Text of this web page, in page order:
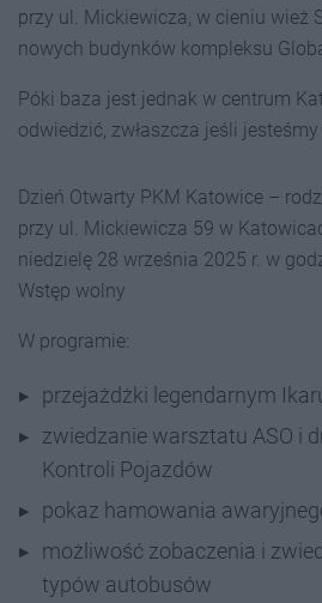
przy ul. Mickiewicza, w cieniu wież
nowych budynków kompleksu
Póki baza jest jednak w centrum
odwiedzić, zwłaszcza jeśli
Dzień Otwarty PKM Katowice –
przy ul. Mickiewicza 59 w
niedzielę 28 września 2025 r. w
Wstęp wolny
W programie:
przejażdżki legendarnym
zwiedzanie warsztatu ASO i
Kontroli Pojazdów
pokaz hamowania
możliwość zobaczenia i
typów autobusów